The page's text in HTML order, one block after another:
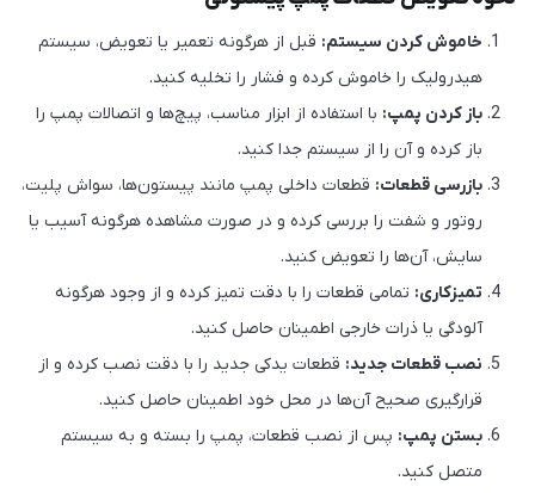
خاموش کردن سیستم: قبل از هرگونه تعمیر یا تعویض، سیستم
هیدرولیک را خاموش کرده و فشار را تخلیه کنید.
باز کردن پمپ: با استفاده از ابزار مناسب، پیچ‌ها و اتصالات پمپ را
باز کرده و آن را از سیستم جدا کنید.
بازرسی قطعات: قطعات داخلی پمپ مانند پیستون‌ها، سواش پلیت،
روتور و شفت را بررسی کرده و در صورت مشاهده هرگونه آسیب یا
سایش، آن‌ها را تعویض کنید.
تمیزکاری: تمامی قطعات را با دقت تمیز کرده و از وجود هرگونه
آلودگی یا ذرات خارجی اطمینان حاصل کنید.
نصب قطعات جدید: قطعات یدکی جدید را با دقت نصب کرده و از
قرارگیری صحیح آن‌ها در محل خود اطمینان حاصل کنید.
بستن پمپ: پس از نصب قطعات، پمپ را بسته و به سیستم
متصل کنید.